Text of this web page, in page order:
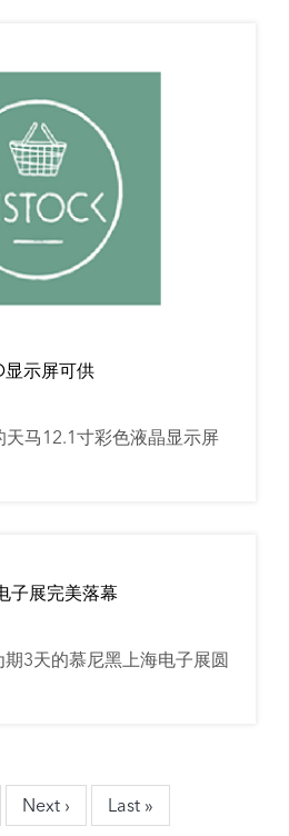
显示屏可供
天马12.1寸彩色液晶显示屏
子展完美落幕
3天的慕尼黑上海电子展圆
Next
Next ›
Last
Last »